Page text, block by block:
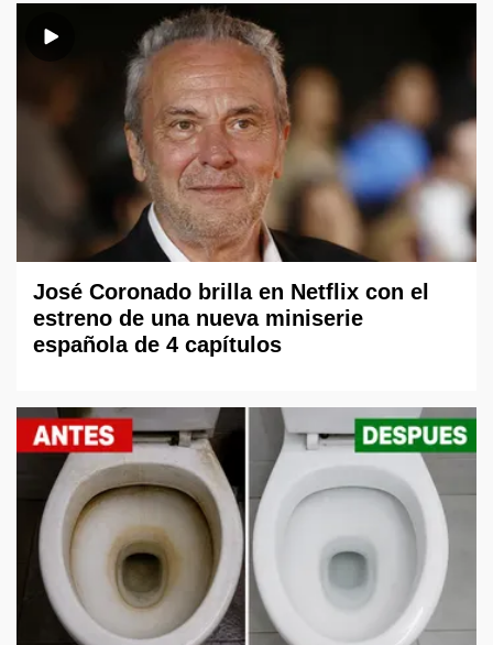
José Coronado brilla en Netflix con el
estreno de una nueva miniserie
española de 4 capítulos